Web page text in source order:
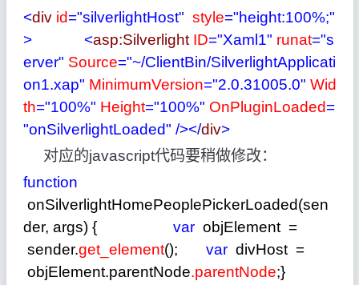
<div id="silverlightHost" style="height:100%;"
>
<asp:Silverlight ID="Xaml1" runat="s
erver" Source="~/ClientBin/SilverlightApplicati
on1.xap" MinimumVersion="2.0.31005.0" Wid
th="100%" Height="100%" OnPluginLoaded=
"onSilverlightLoaded" /></div>
对应的javascript代码要稍做修改：
function
onSilverlightHomePeoplePickerLoaded(sen
der, args) {
var objElement =
sender.get_element(); var divHost =
objElement.parentNode.parentNode;}